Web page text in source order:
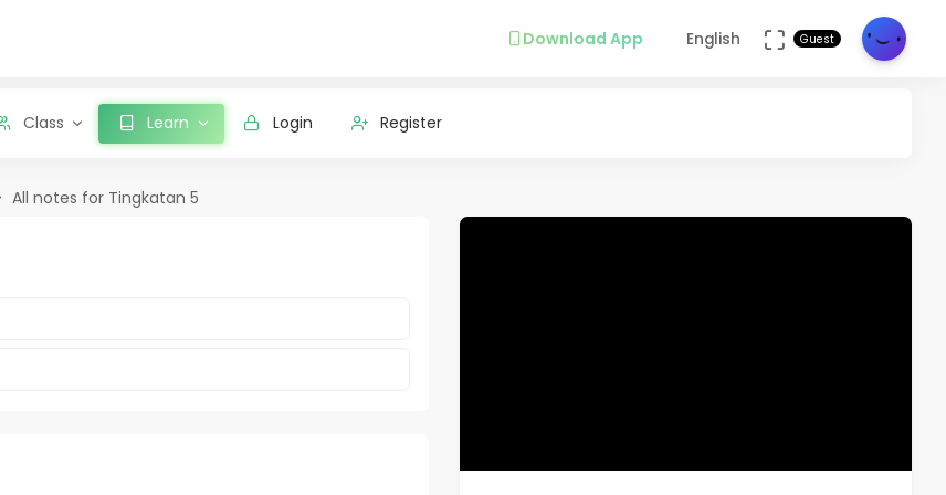
Download App English Guest
Class Learn Login Register
All notes for Tingkatan 5